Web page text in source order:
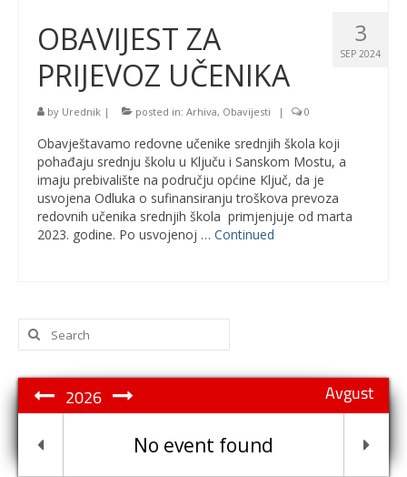
3
SEP 2024
OBAVIJEST ZA
PRIJEVOZ UČENIKA
by Urednik | posted in: Arhiva, Obavijesti | 0
Obavještavamo redovne učenike srednjih škola koji
pohađaju srednju školu u Ključu i Sanskom Mostu, a
imaju prebivalište na području općine Ključ, da je
usvojena Odluka o sufinansiranju troškova prevoza
redovnih učenika srednjih škola primjenjuje od marta
2023. godine. Po usvojenoj … Continued
Search
for:
Avgust
2026
No event found